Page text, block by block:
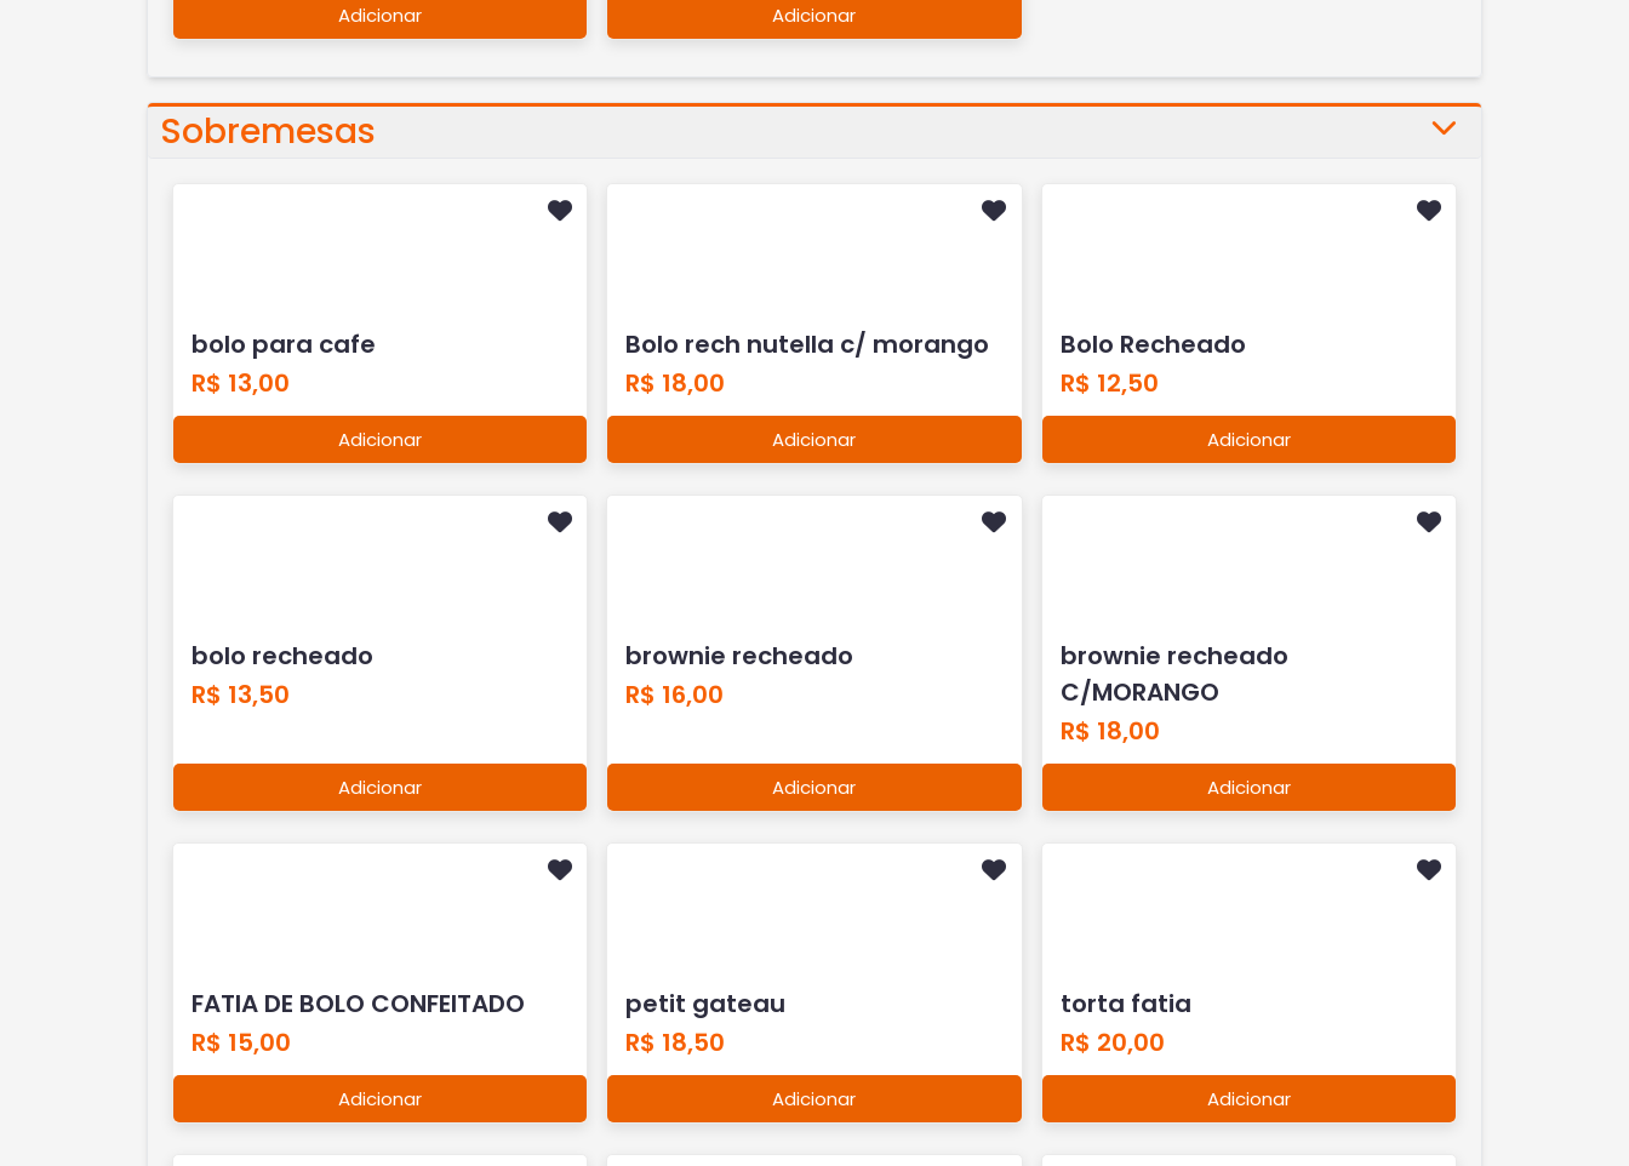
Adicionar Adicionar
Sobremesas
bolo para cafe
R$ 13,00
Adicionar
Bolo rech nutella c/ morango
R$ 18,00
Adicionar
Bolo Recheado
R$ 12,50
Adicionar
bolo recheado
R$ 13,50
Adicionar
brownie recheado
R$ 16,00
Adicionar
brownie recheado
C/MORANGO
R$ 18,00
Adicionar
FATIA DE BOLO CONFEITADO
R$ 15,00
Adicionar
petit gateau
R$ 18,50
Adicionar
torta fatia
R$ 20,00
Adicionar